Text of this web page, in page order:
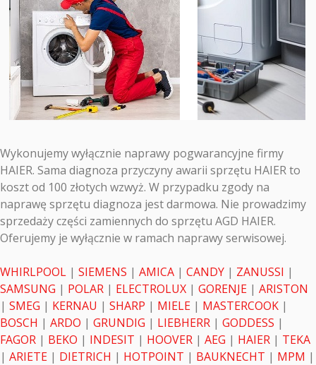
Wykonujemy wyłącznie naprawy pogwarancyjne firmy
HAIER. Sama diagnoza przyczyny awarii sprzętu HAIER to
koszt od 100 złotych wzwyż. W przypadku zgody na
naprawę sprzętu diagnoza jest darmowa. Nie prowadzimy
sprzedaży części zamiennych do sprzętu AGD HAIER.
Oferujemy je wyłącznie w ramach naprawy serwisowej.
WHIRLPOOL | SIEMENS | AMICA | CANDY | ZANUSSI |
SAMSUNG | POLAR | ELECTROLUX | GORENJE | ARISTON
| SMEG | KERNAU | SHARP | MIELE | MASTERCOOK |
BOSCH | ARDO | GRUNDIG | LIEBHERR | GODDESS |
FAGOR | BEKO | INDESIT | HOOVER | AEG | HAIER | TEKA
| ARIETE | DIETRICH | HOTPOINT | BAUKNECHT | MPM |